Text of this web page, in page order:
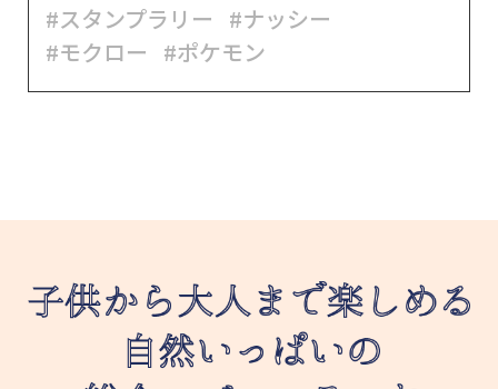
#スタンプラリー #ナッシー
#モクロー #ポケモン